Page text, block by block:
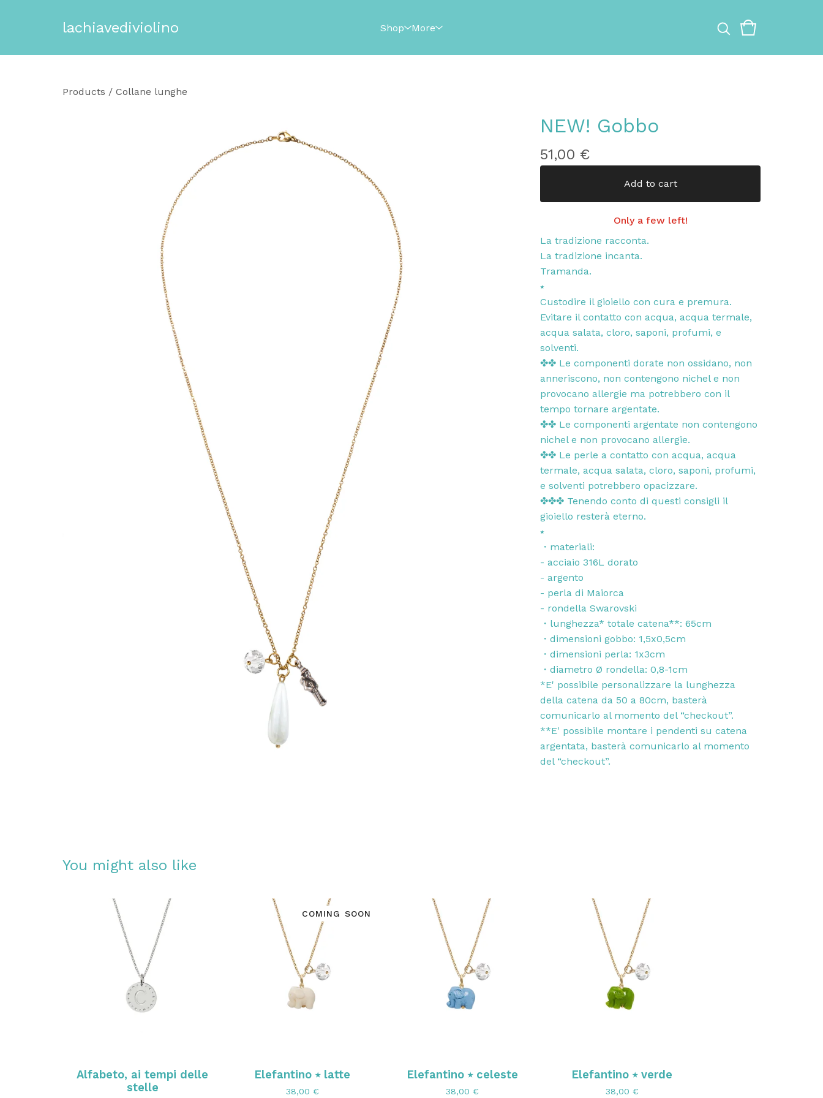
lachiavediviolino Shop More
Products / Collane lunghe
NEW! Gobbo
51,00 €
Add to cart
Only a few left!
La tradizione racconta.
La tradizione incanta.
Tramanda.
⭑
Custodire il gioiello con cura e premura.
Evitare il contatto con acqua, acqua termale,
acqua salata, cloro, saponi, profumi, e
solventi.
✤✤ Le componenti dorate non ossidano, non
anneriscono, non contengono nichel e non
provocano allergie ma potrebbero con il
tempo tornare argentate.
✤✤ Le componenti argentate non contengono
nichel e non provocano allergie.
✤✤ Le perle a contatto con acqua, acqua
termale, acqua salata, cloro, saponi, profumi,
e solventi potrebbero opacizzare.
✤✤✤ Tenendo conto di questi consigli il
gioiello resterà eterno.
⭑
・materiali:
- acciaio 316L dorato
- argento
- perla di Maiorca
- rondella Swarovski
・lunghezza* totale catena**: 65cm
・dimensioni gobbo: 1,5x0,5cm
・dimensioni perla: 1x3cm
・diametro Ø rondella: 0,8-1cm
*E' possibile personalizzare la lunghezza
della catena da 50 a 80cm, basterà
comunicarlo al momento del “checkout”.
**E' possibile montare i pendenti su catena
argentata, basterà comunicarlo al momento
del “checkout”.
You might also like
Alfabeto, ai tempi delle
stelle
COMING SOON
Elefantino ⭑ latte
38,00 €
Elefantino ⭑ celeste
38,00 €
Elefantino ⭑ verde
38,00 €